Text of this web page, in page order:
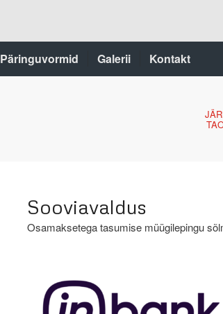
Päringuvormid Galerii Kontakt
Sooviavaldus
Osamaksetega tasumise müügilepingu